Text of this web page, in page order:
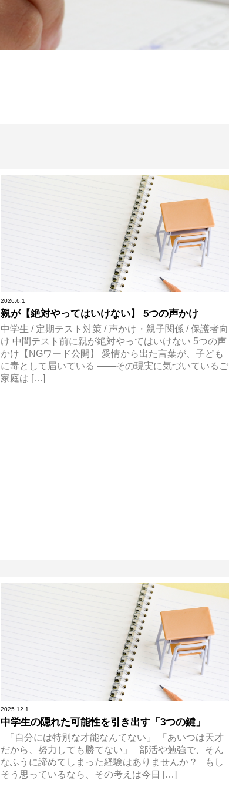
2026.6.1
親が【絶対やってはいけない】 5つの声かけ
中学生 / 定期テスト対策 / 声かけ・親子関係 / 保護者向
け 中間テスト前に親が絶対やってはいけない 5つの声
かけ【NGワード公開】 愛情から出た言葉が、子ども
に毒として届いている ——その現実に気づいているご
家庭は […]
2025.12.1
中学生の隠れた可能性を引き出す「3つの鍵」
「自分には特別な才能なんてない」 「あいつは天才
だから、努力しても勝てない」 部活や勉強で、そん
なふうに諦めてしまった経験はありませんか？ もし
そう思っているなら、その考えは今日 […]